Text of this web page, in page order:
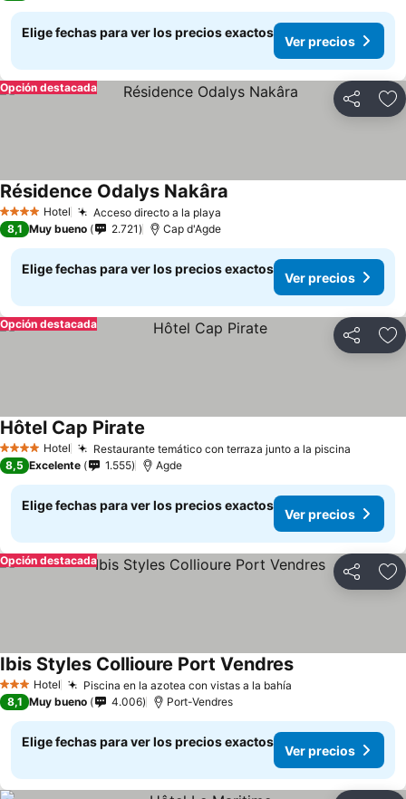
Elige fechas para ver los precios exactos
Ver precios
Compartir
Opción destacada
4 EstrellasHotel Acceso directo a la playa
Résidence Odalys Nakâra
8,1 Muy bueno 2.721 Cap d'Agde
Elige fechas para ver los precios exactos
Ver precios
Compartir
Opción destacada
4 EstrellasHotel Restaurante temático con terraza junto a la piscina
Hôtel Cap Pirate
8,5 Excelente 1.555 Agde
Elige fechas para ver los precios exactos
Ver precios
Compartir
Opción destacada
3 Estrellas
Hotel Piscina en la azotea con vistas a la bahía
Ibis Styles Collioure Port Vendres
8,1 Muy bueno 4.006 Port-Vendres
Elige fechas para ver los precios exactos
Ver precios